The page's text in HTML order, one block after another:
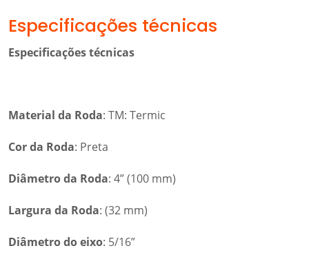
Especificações técnicas
Especificações técnicas
Material da Roda: TM: Termic
Cor da Roda: Preta
Diâmetro da Roda: 4” (100 mm)
Largura da Roda: (32 mm)
Diâmetro do eixo: 5/16”